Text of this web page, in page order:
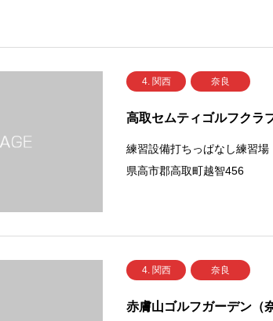
4. 関西 奈良
高取セムティゴルフクラ
練習設備打ちっぱなし練習
県高市郡高取町越智456
4. 関西 奈良
赤膚山ゴルフガーデン（